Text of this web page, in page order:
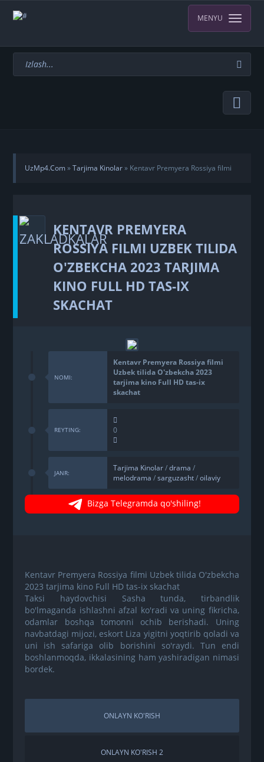
MENYU
UzMp4.Com»Tarjima Kinolar» Kentavr Premyera Rossiya filmi
KENTAVR PREMYERA
ROSSIYA FILMI UZBEK TILIDA
O'ZBEKCHA 2023 TARJIMA
KINO FULL HD TAS-IX
SKACHAT
NOMI:
Kentavr Premyera Rossiya filmi
Uzbek tilida O'zbekcha 2023
tarjima kino Full HD tas-ix
skachat
REYTING: 0
JANR: Tarjima Kinolar/drama /
melodrama /sarguzasht/oilaviy
Bizga Telegramda qo'shiling!
Kentavr Premyera Rossiya filmi Uzbek tilida O'zbekcha
2023 tarjima kino Full HD tas-ix skachat
Taksi haydovchisi Sasha tunda, tirbandlik
bo'lmaganda ishlashni afzal ko'radi va uning fikricha,
odamlar boshqa tomonni ochib berishadi. Uning
navbatdagi mijozi, eskort Liza yigitni yoqtirib qoladi va
uni ish safariga olib borishini so'raydi. Tun endi
boshlanmoqda, ikkalasining ham yashiradigan nimasi
bordek.
ONLAYN KO'RISH
ONLAYN KO'RISH 2